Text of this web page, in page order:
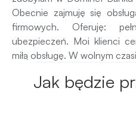
Obecnie zajmuję się
firmowych. Oferuję:
ubezpieczeń. Moi klienci
miłą obsługę. W wolnym
Jak będzie